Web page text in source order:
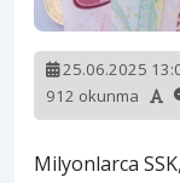
25.06.2025
912 okunma
Milyonlarca